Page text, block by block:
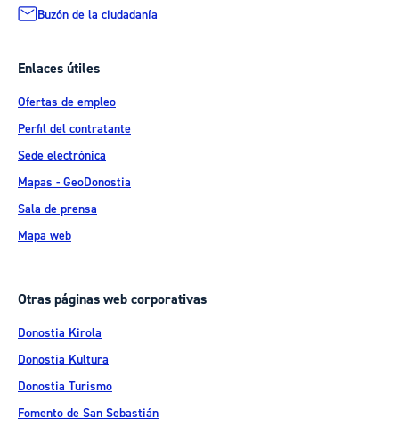
Buzón de la ciudadanía
Enlaces útiles
Ofertas de empleo
Perfil del contratante
Sede electrónica
Mapas - GeoDonostia
Sala de prensa
Mapa web
Otras páginas web corporativas
Donostia Kirola
Donostia Kultura
Donostia Turismo
Fomento de San Sebastián